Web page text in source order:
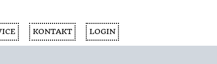
KONTAKT LOGIN